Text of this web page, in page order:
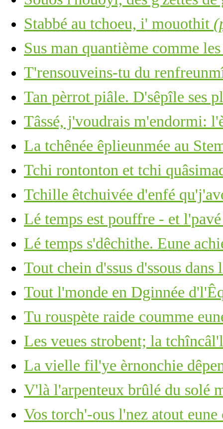
Stabbé au tchoeu, i' mouothit
Sus man quantième comme
T'rensouveins-tu du
Tan pèrrot piâle. D'sêpîle ses
Tâssé, j'voudrais m'endormi:
La tchênée êplieunmée au
Tchi rontonton et tchi
Tchille êtchuivée d'enfé
Lé temps est pouffre - et l'pavé
Lé temps s'dêchithe. Eune
Tout chein d'ssus d'ssous dans
Tout l'monde en Dginnée
Tu rouspète raide coumme
Les veues strobent; la
La vielle fil'ye èrnonchie
V'là l'arpenteux brûlé du solé
Vos torch'-ous l'nez atout eune